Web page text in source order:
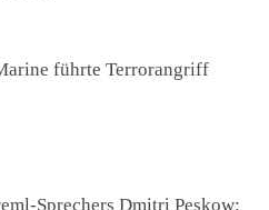
führte Terrorangriff
Sprechers Dmitri Peskow: